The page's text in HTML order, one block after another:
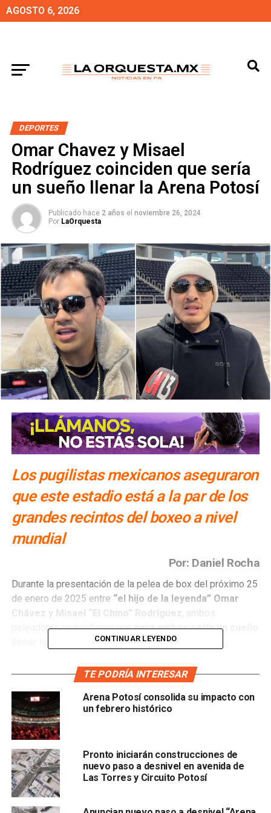
AGOSTO 6, 2026
DEPORTES
Omar Chavez y Misael
Rodríguez coinciden que sería
un sueño llenar la Arena Potosí
Publicado hace 2 años el noviembre 26, 2024
Por LaOrquesta
Los pugilistas mexicanos aseguraron
que este estadio está a la par de los
grandes recintos del boxeo a nivel
mundial
Por: Daniel Rocha
Durante la presentación de la pelea de box del próximo 25
de enero de 2025 entre “el hijo de la leyenda” Omar
Chávez y Misael “El Chino” Rodríguez , ambos
peleadores coincidieron quepara ambos sería un sueño
llenar la Arena Potosí.
“Para mí sería un sueño si lo llenamos en esta pelea, la
nunca he tenido la oportunidad, sí he peleado
en estadios así de grandes, pero no he sido la estelar
y esta vez, esperamos el apoyo de la gente”, declaró
Ómar Chávez.
CONTINUAR LEYENDO
TE PODRÍA INTERESAR
Arena Potosí consolida su impacto con
un febrero histórico
Pronto iniciarán construcciones de
nuevo paso a desnivel en avenida de
Las Torres y Circuito Potosí